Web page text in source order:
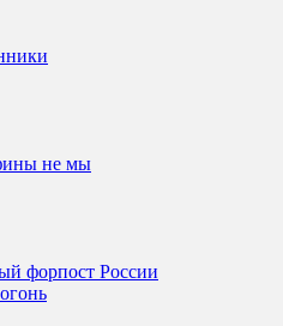
не мы
форпост России